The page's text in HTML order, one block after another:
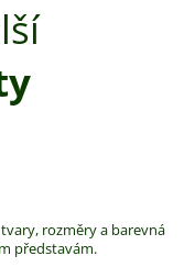
rozměry a barevná
představám.